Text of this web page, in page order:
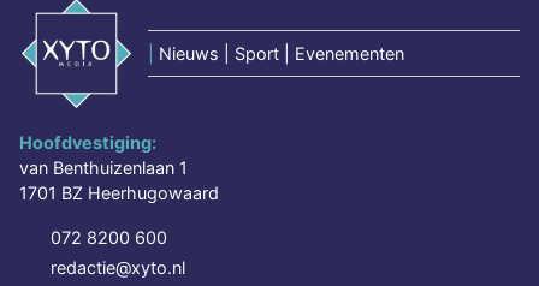
Nieuws | Sport | Evenementen
Hoofdvestiging:
van Benthuizenlaan 1
1701 BZ Heerhugowaard
072 8200 600
redactie@xyto.nl